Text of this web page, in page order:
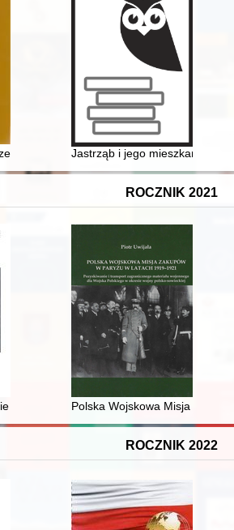
z lat 1887-1891. Cz. 2
o Stanisławie Żenczykowskim -
Jastrząb i jego mieszkańcy w
ROCZNIK 2021
prof. dr. hab. Romana
: o historiograficznych modelach dziejów
Polska Wojskowa Misja
ROCZNIK 2022